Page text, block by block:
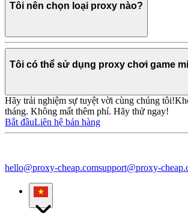
Tôi nên chọn loại proxy nào?
Tôi có thể sử dụng proxy chơi game
Hãy trải nghiệm sự tuyệt vời cùng chúng tôi!
tháng. Không mất thêm phí. Hãy thử ngay!
Bắt đầuLiên hệ bán hàng
hello@proxy-cheap.comsupport@proxy-